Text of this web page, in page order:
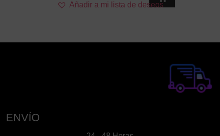
producto
variantes.
Añadir a mi lista de deseos
ENVÍO